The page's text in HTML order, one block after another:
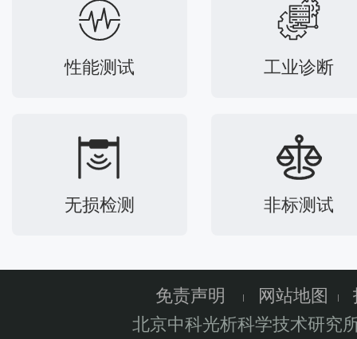
性能测试 工业诊断
无损检测 非标测试
免责声明 网站地图
北京中科光析科学技术研究